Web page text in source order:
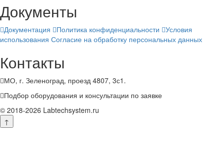
Документы
Документация Политика конфиденциальности
Условия
использования Согласие на обработку персональных данных
Контакты
МО, г. Зеленоград, проезд 4807, 3с1.
Подбор оборудования и консультации по заявке
© 2018-2026 Labtechsystem.ru
↑